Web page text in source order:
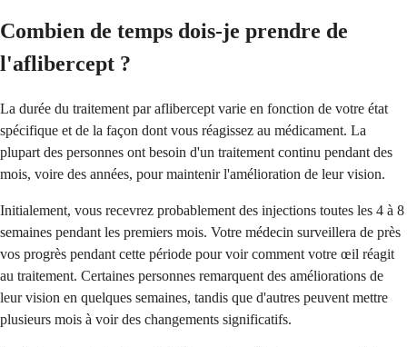
Combien de temps dois-je prendre de
l'aflibercept ?
La durée du traitement par aflibercept varie en fonction de votre état
spécifique et de la façon dont vous réagissez au médicament. La
plupart des personnes ont besoin d'un traitement continu pendant des
mois, voire des années, pour maintenir l'amélioration de leur vision.
Initialement, vous recevrez probablement des injections toutes les 4 à 8
semaines pendant les premiers mois. Votre médecin surveillera de près
vos progrès pendant cette période pour voir comment votre œil réagit
au traitement. Certaines personnes remarquent des améliorations de
leur vision en quelques semaines, tandis que d'autres peuvent mettre
plusieurs mois à voir des changements significatifs.